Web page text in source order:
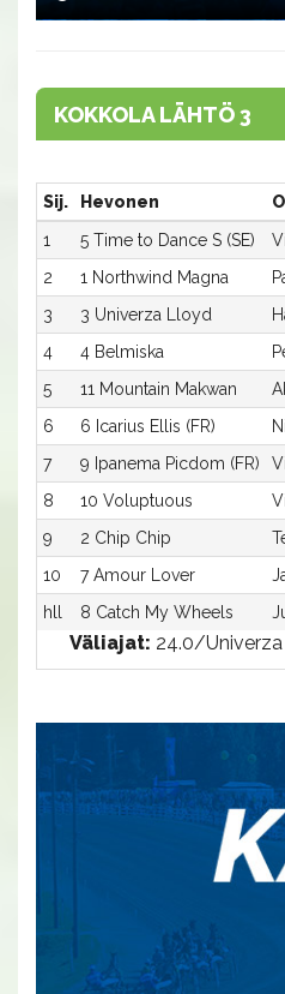
KOKKOLA LÄHTÖ 3
Sij. Hevonen
1
5 Time to Dance S (SE)
2
1 Northwind Magna
3
3 Univerza Lloyd
4
4 Belmiska
5
11 Mountain Makwan
6
6 Icarius Ellis (FR)
7
9 Ipanema Picdom (FR)
8
10 Voluptuous
9
2 Chip Chip
10
7 Amour Lover
hll
8 Catch My Wheels
Väliajat: 24.0/Univerza